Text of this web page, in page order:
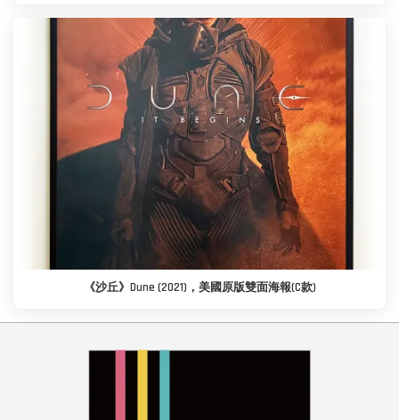
《沙丘》Dune (2021)，美國原版雙面海報(C款)